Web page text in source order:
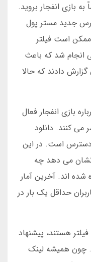
به بازی انفجار بروید.
جدید مستر پول
است فیلتر
روزرسانی انجام شد که باعث
دادند که حالا
بازی انفجار فعال
کنند. دانلود
دسترس است. در این
نشان می دهد چه
شده اند. آخرین آمار
2024 نشان داد که 65% کاربران حداقل یک بار در
هستند، پیشنهاد
چون همیشه لینک